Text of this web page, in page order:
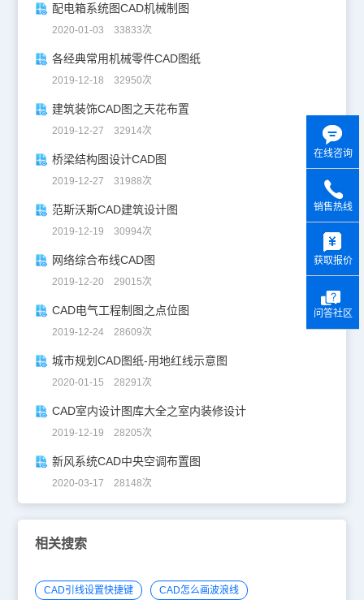
配电箱系统图CAD机械制图
2020-01-03 33833次
各经典常用机械零件CAD图纸
2019-12-18 32950次
建筑装饰CAD图之天花布置
2019-12-27 32914次
桥梁结构图设计CAD图
2019-12-27 31988次
范斯沃斯CAD建筑设计图
2019-12-19 30994次
网络综合布线CAD图
2019-12-20 29015次
CAD电气工程制图之点位图
2019-12-24 28609次
城市规划CAD图纸-用地红线示意图
2020-01-15 28291次
CAD室内设计图库大全之室内装修设计
2019-12-19 28205次
新风系统CAD中央空调布置图
2020-03-17 28148次
相关搜索
CAD引线设置快捷键 CAD怎么画波浪线
在线咨询
销售热线
获取报价
问答社区